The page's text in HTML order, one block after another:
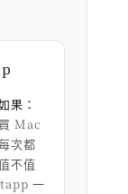
果：
Mac
次都
不值
一